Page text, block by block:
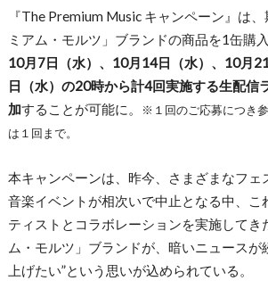
『The Premium Music キャンペーン』は
ミアム・モルツ」ブランドの商品を1缶購
10月7日（水）、10月14日（水）、10月
日（水）の20時から計4回実施する生配信
加することが可能に。
※１回のご応募につき
は１回まで。
本キャンペーンは、昨今、さまざまなフェ
音楽イベントが相次いで中止となる中、こ
ティストとコラボレーションを実施してき
ム・モルツ」ブランドが、暗いニュースが
上げたい”という思いが込められている。